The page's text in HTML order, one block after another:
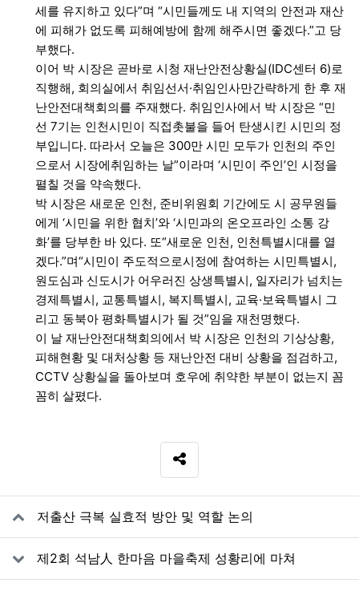
세를 유지하고 있다”며 “시민들께도 내 지역의 안전과 재산
에 피해가 없도록 피해예방에 함께 해주시면 좋겠다.”고 당
부했다.
이어 박 시장은 곧바로 시청 재난안전상황실(IDC센터 6)로
직행해, 회의실에서 취임선서·취임인사만간략하게 한 후 재
난안전대책회의를 주재했다. 취임인사에서 박 시장은 “민
선 7기는 인천시민이 직접촛불을 들어 탄생시킨 시민의 정
부입니다. 따라서 오늘은 300만 시민 모두가 인천의 주인
으로서 시장에취임하는 날”이라며 ‘시민이 주인’인 시정을
펼칠 것을 약속했다.
박 시장은 새로운 인천, 준비위원회 기간에도 시 공무원들
에게 ‘시민을 위한 협치’와 ‘시민과의 온오프라인 소통 강
화’를 당부한 바 있다. 또“새로운 인천, 인천특별시대를 열
겠다.”며“시민이 주도적으로시정에 참여하는 시민특별시,
원도심과 신도시가 어우러진 상생특별시, 일자리가 넘치는
경제특별시, 교통특별시, 복지특별시, 교육·보육특별시 그
리고 동북아 평화특별시가 될 것”임을 재천명했다.
이 날 재난안전대책회의에서 박 시장은 인천의 기상상황,
피해현황 및 대처상황 등 재난안전 대비 상황을 점검하고,
CCTV 상황실을 돌아보며 호우에 취약한 부분이 없는지 꼼
꼼히 살폈다.
SNS 공유
관련자료
저출산 극복 실효적 방안 및 역할 논의
제2회 석남人 한마음 마을축제 성황리에 마쳐